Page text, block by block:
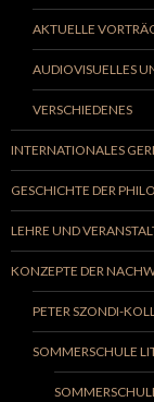
AKTUELLE
AUDIOVISUELLES
VERSCHIEDENES
INTERNATIONALES
GESCHICHTE DER
LEHRE UND
KONZEPTE DER
PETER SZONDI-
SOMMERSCHULE